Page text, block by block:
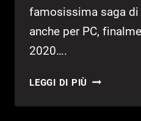
famosissima saga di
anche per PC,
2020….
LEGGI DI PIÙ NIS
LE